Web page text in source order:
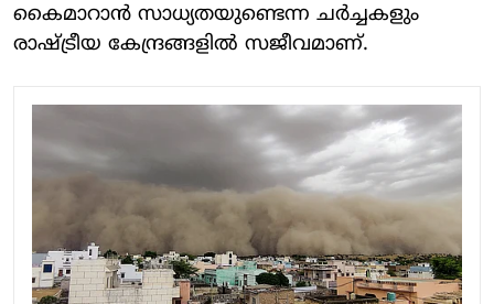
കൈമാറാൻ സാധ്യതയുണ്ടെന്ന ചർച്ചകളും
രാഷ്ട്രീയ കേന്ദ്രങ്ങളിൽ സജീവമാണ്.